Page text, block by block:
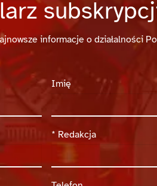
informacje o działalności
Imię
* Redakcja